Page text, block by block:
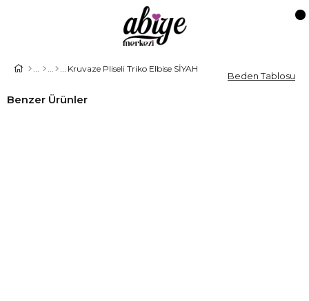
Kruvaze Pliseli Triko Elbise SİYAH
Benzer Ürünler
Beden Tablosu